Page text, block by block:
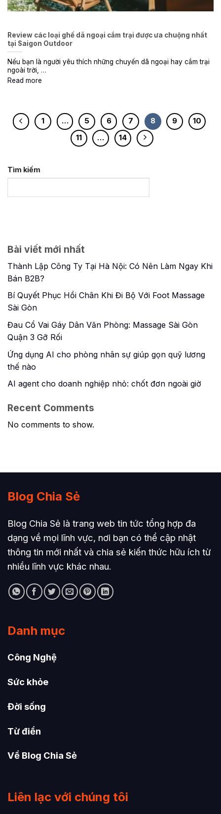
Tìm kiếm
Bài viết mới nhất
Thành Lập Công Ty Tại Hà Nội: Có Nên Làm Ngay Khi
Bán B2B?
Bí Quyết Phục Hồi Chân Khi Đi Bộ Với Foot Massage
Sài Gòn
Đau Cổ Vai Gáy Dân Văn Phòng: Massage Sài Gòn
Quận 3 Gỡ Rối
Ứng dụng AI cho phòng nhân sự giúp gọn quỹ lương
thế nào
AI agent cho doanh nghiệp nhỏ: chốt đơn ngoài giờ
Recent Comments
No comments to show.
Review các loại ghế dã ngoại cắm trại được ưa chuộng nhất
tại Saigon Outdoor
Nếu bạn là người yêu thích những chuyến dã ngoại hay cắm trại
ngoài trời, …
Read more
1 … 5 6 7 8 9
10
11
… 14
Blog Chia Sẻ
Blog Chia Sẻ là trang web tin tức tổng hợp đa
dạng về mọi lĩnh vực, nơi bạn có thể cập nhật
thông tin mới nhất và chia sẻ kiến thức hữu ích từ
nhiều lĩnh vực khác nhau.
Danh mục
Công Nghệ
Sức khỏe
Đời sống
Từ điển
Về Blog Chia Sẻ
Liên lạc với chúng tôi